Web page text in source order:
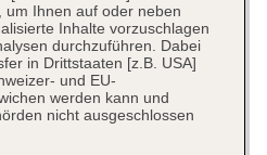
Ihnen auf oder neben
Inhalte vorzuschlagen
durchzuführen. Dabei
in Drittstaaten [z.B. USA]
und EU-
werden kann und
nicht ausgeschlossen